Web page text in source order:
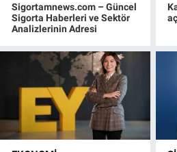
Sigortamnews.com – Güncel
Sigorta Haberleri ve Sektör
Analizlerinin Adresi